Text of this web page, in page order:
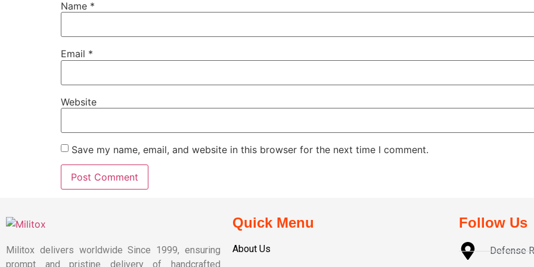
Name *
Email *
Website
Save my name, email, and website in this browser for the next time I comment.
Militox delivers worldwide Since 1999, ensuring
prompt and pristine delivery of handcrafted
Quick Menu
About Us
Follow Us
Defense